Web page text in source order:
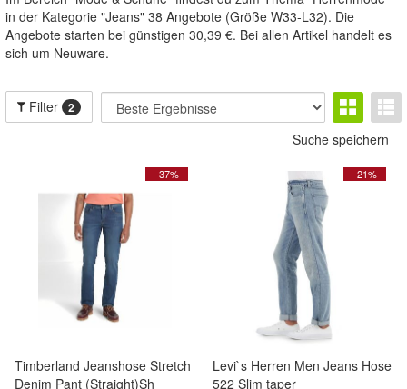
in der Kategorie "Jeans" 38 Angebote (Größe W33-L32). Die
Angebote starten bei günstigen 30,39 €. Bei allen Artikel handelt es
sich um Neuware.
Filter 2
Suche speichern
- 37%
Timberland Jeanshose Stretch
Denim Pant (Straight)Sh
- 21%
Levi`s Herren Men Jeans Hose
522 Slim taper